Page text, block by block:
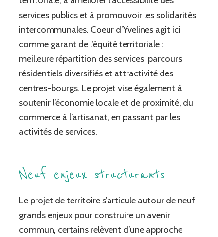
services publics et à promouvoir les solidarités
intercommunales. Coeur d’Yvelines agit ici
comme garant de l’équité territoriale :
meilleure répartition des services, parcours
résidentiels diversifiés et attractivité des
centres-bourgs. Le projet vise également à
soutenir l’économie locale et de proximité, du
commerce à l’artisanat, en passant par les
activités de services.
Neuf enjeux structurants
Le projet de territoire s’articule autour de neuf
grands enjeux pour construire un avenir
commun, certains relèvent d’une approche